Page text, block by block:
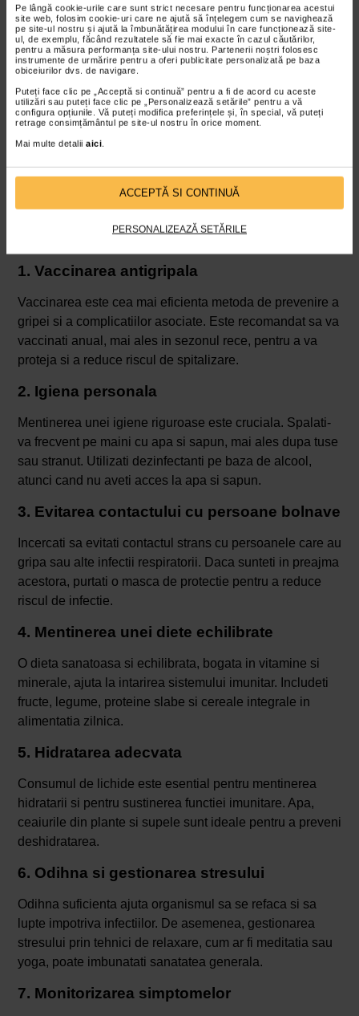
Pe lângă cookie-urile care sunt strict necesare pentru funcționarea acestui
site web, folosim cookie-uri care ne ajută să înțelegem cum se navighează
pe site-ul nostru și ajută la îmbunătățirea modului în care funcționează site-
ul, de exemplu, făcând rezultatele să fie mai exacte în cazul căutărilor,
pentru a măsura performanța site-ului nostru. Partenerii noștri folosesc
instrumente de urmărire pentru a oferi publicitate personalizată pe baza
obiceiurilor dvs. de navigare.
Puteți face clic pe „Acceptă si continuă” pentru a fi de acord cu aceste
utilizări sau puteți face clic pe „Personalizează setările” pentru a vă
configura opțiunile. Vă puteți modifica preferințele și, în special, vă puteți
retrage consimțământul pe site-ul nostru în orice moment.
Mai multe detalii aici
ACCEPTĂ SI CONTINUĂ
PERSONALIZEAZĂ SETĂRILE
Monitorizarea simptomelor
Este important sa monitorizati simptomele pe parcursul
bolii. Daca observati o agravare a simptomelor sau
aparitia unor simptome noi, cum ar fi dificultati de
respiratie, dureri in piept sau stari de confuzie, consultati
imediat medicul. O reactie rapida poate preveni
esentiala pentru sustinerea sanatatii, in special pentru
persoanele cu sistem imunitar slabit, copii, varstnici sau
1. Vaccinarea antigripala
Vaccinarea este cea mai eficienta metoda de prevenire a
gripei si a complicatiilor asociate. Este recomandat sa va
vaccinati anual, mai ales in sezonul rece, pentru a va
proteja si a reduce riscul de spitalizare.
2. Igiena personala
Mentinerea unei igiene riguroase este cruciala. Spalati-
va frecvent pe maini cu apa si sapun, mai ales dupa tuse
sau stranut. Utilizati dezinfectanti pe baza de alcool,
atunci cand nu aveti acces la apa si sapun.
3. Evitarea contactului cu persoane bolnave
Incercati sa evitati contactul strans cu persoanele care au
gripa sau alte infectii respiratorii. Daca sunteti in preajma
acestora, purtati o masca de protectie pentru a reduce
riscul de infectie.
4. Mentinerea unei diete echilibrate
O dieta sanatoasa si echilibrata, bogata in vitamine si
minerale, ajuta la intarirea sistemului imunitar. Includeti
fructe, legume, proteine slabe si cereale integrale in
alimentatia zilnica.
5. Hidratarea adecvata
Consumul de lichide este esential pentru mentinerea
hidratarii si pentru sustinerea functiei imunitare. Apa,
ceaiurile din plante si supele sunt ideale pentru a preveni
deshidratarea.
6. Odihna si gestionarea stresului
Odihna suficienta ajuta organismul sa se refaca si sa
lupte impotriva infectiilor. De asemenea, gestionarea
stresului prin tehnici de relaxare, cum ar fi meditatia sau
yoga, poate imbunatati sanatatea generala.
7. Monitorizarea simptomelor